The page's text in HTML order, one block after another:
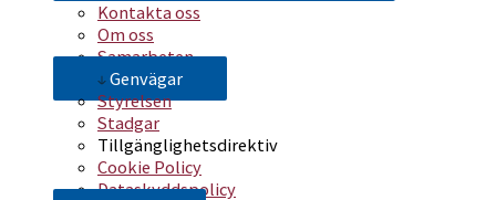
Kontakta oss
Om oss
Samarbeten
Genvägar
Styrelsen
Stadgar
Tillgänglighetsdirektiv
Cookie Policy
Dataskyddspolicy